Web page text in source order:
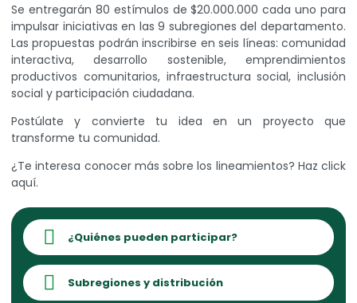
Se entregarán 80 estímulos de $20.000.000 cada uno para
impulsar iniciativas en las 9 subregiones del departamento.
Las propuestas podrán inscribirse en seis líneas: comunidad
interactiva, desarrollo sostenible, emprendimientos
productivos comunitarios, infraestructura social, inclusión
social y participación ciudadana.
Postúlate y convierte tu idea en un proyecto que
transforme tu comunidad.
¿Te interesa conocer más sobre los lineamientos? Haz click
aquí.
¿Quiénes pueden participar?
Subregiones y distribución